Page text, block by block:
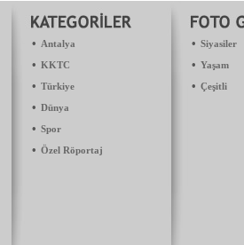
• Antalya
• KKTC
• Türkiye
• Dünya
• Spor
• Özel Röportaj
• Siyasiler
• Yaşam
• Çeşitli